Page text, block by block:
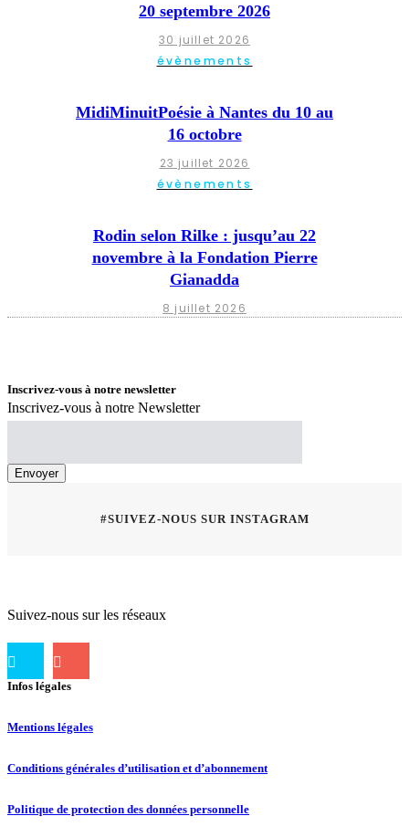
20 septembre 2026
30 juillet 2026
évènements
MidiMinuitPoésie à Nantes du 10 au
16 octobre
23 juillet 2026
évènements
Rodin selon Rilke : jusqu’au 22
novembre à la Fondation Pierre
Gianadda
8 juillet 2026
Inscrivez-vous à notre newsletter
Inscrivez-vous à notre Newsletter
#SUIVEZ-NOUS SUR INSTAGRAM
Suivez-nous sur les réseaux
Infos légales
Mentions légales
Conditions générales d’utilisation et d’abonnement
Politique de protection des données personnelle